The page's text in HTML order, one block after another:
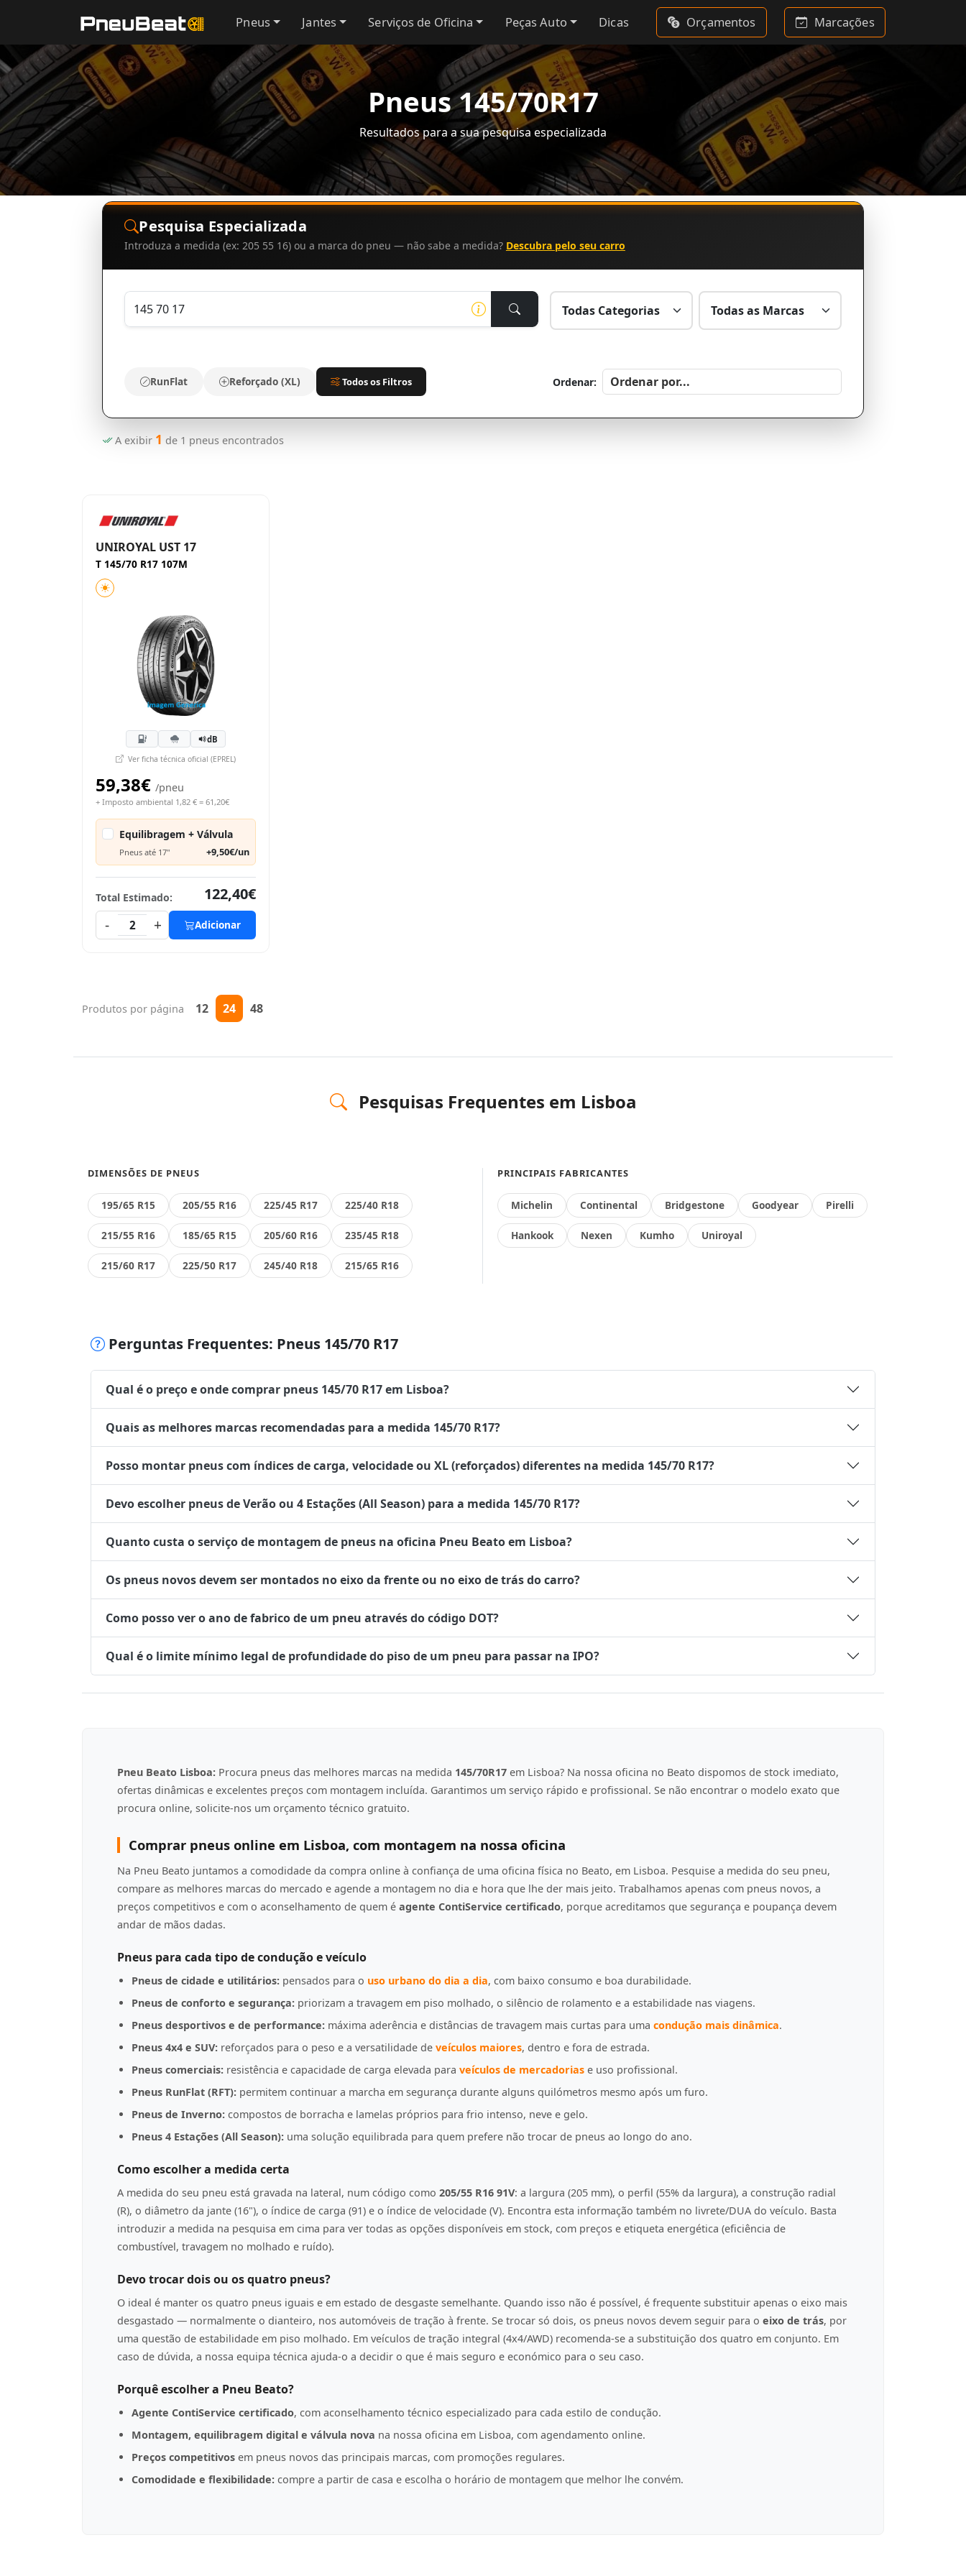
Pneus Jantes Serviços de Oficina Peças Auto Dicas Orçamentos Marcações
Pneus 145/70R17
Resultados para a sua pesquisa especializada
Pesquisa Especializada
Introduza a medida (ex: 205 55 16) ou a marca do pneu — não sabe a medida? Descubra pelo seu carro
RunFlat Reforçado (XL) Todos os Filtros Ordenar:
A exibir 1 de 1 pneus encontrados
UNIROYAL UST 17
T 145/70 R17 107M
dB
Ver ficha técnica oficial (EPREL)
59,38€ /pneu
+ Imposto ambiental 1,82 € = 61,20€
Equilibragem + Válvula
Pneus até 17" +9,50€/un
Total Estimado:
122,40€
-
2 + Adicionar
Produtos por página 12 24 48
Pesquisas Frequentes em Lisboa
DIMENSÕES DE PNEUS
195/65 R15 205/55 R16 225/45 R17 225/40 R18
215/55 R16 185/65 R15 205/60 R16 235/45 R18
215/60 R17 225/50 R17 245/40 R18 215/65 R16
PRINCIPAIS FABRICANTES
Michelin Continental Bridgestone Goodyear Pirelli
Hankook Nexen Kumho Uniroyal
Perguntas Frequentes: Pneus 145/70 R17
Qual é o preço e onde comprar pneus 145/70 R17 em Lisboa?
Quais as melhores marcas recomendadas para a medida 145/70 R17?
Posso montar pneus com índices de carga, velocidade ou XL (reforçados) diferentes na medida 145/70 R17?
Devo escolher pneus de Verão ou 4 Estações (All Season) para a medida 145/70 R17?
Quanto custa o serviço de montagem de pneus na oficina Pneu Beato em Lisboa?
Os pneus novos devem ser montados no eixo da frente ou no eixo de trás do carro?
Como posso ver o ano de fabrico de um pneu através do código DOT?
Qual é o limite mínimo legal de profundidade do piso de um pneu para passar na IPO?
Pneu Beato Lisboa: Procura pneus das melhores marcas na medida 145/70R17 em Lisboa? Na nossa oficina no Beato dispomos de stock imediato,
ofertas dinâmicas e excelentes preços com montagem incluída. Garantimos um serviço rápido e profissional. Se não encontrar o modelo exato que
procura online, solicite-nos um orçamento técnico gratuito.
Comprar pneus online em Lisboa, com montagem na nossa oficina
Na Pneu Beato juntamos a comodidade da compra online à confiança de uma oficina física no Beato, em Lisboa. Pesquise a medida do seu pneu,
compare as melhores marcas do mercado e agende a montagem no dia e hora que lhe der mais jeito. Trabalhamos apenas com pneus novos, a
preços competitivos e com o aconselhamento de quem é agente ContiService certificado, porque acreditamos que segurança e poupança devem
andar de mãos dadas.
Pneus para cada tipo de condução e veículo
Pneus de cidade e utilitários: pensados para o uso urbano do dia a dia, com baixo consumo e boa durabilidade.
Pneus de conforto e segurança: priorizam a travagem em piso molhado, o silêncio de rolamento e a estabilidade nas viagens.
Pneus desportivos e de performance: máxima aderência e distâncias de travagem mais curtas para uma condução mais dinâmica.
Pneus 4x4 e SUV: reforçados para o peso e a versatilidade de veículos maiores, dentro e fora de estrada.
Pneus comerciais: resistência e capacidade de carga elevada para veículos de mercadorias e uso profissional.
Pneus RunFlat (RFT): permitem continuar a marcha em segurança durante alguns quilómetros mesmo após um furo.
Pneus de Inverno: compostos de borracha e lamelas próprios para frio intenso, neve e gelo.
Pneus 4 Estações (All Season): uma solução equilibrada para quem prefere não trocar de pneus ao longo do ano.
Como escolher a medida certa
A medida do seu pneu está gravada na lateral, num código como 205/55 R16 91V: a largura (205 mm), o perfil (55% da largura), a construção radial
(R), o diâmetro da jante (16"), o índice de carga (91) e o índice de velocidade (V). Encontra esta informação também no livrete/DUA do veículo. Basta
introduzir a medida na pesquisa em cima para ver todas as opções disponíveis em stock, com preços e etiqueta energética (eficiência de
combustível, travagem no molhado e ruído).
Devo trocar dois ou os quatro pneus?
O ideal é manter os quatro pneus iguais e em estado de desgaste semelhante. Quando isso não é possível, é frequente substituir apenas o eixo mais
desgastado — normalmente o dianteiro, nos automóveis de tração à frente. Se trocar só dois, os pneus novos devem seguir para o eixo de trás, por
uma questão de estabilidade em piso molhado. Em veículos de tração integral (4x4/AWD) recomenda-se a substituição dos quatro em conjunto. Em
caso de dúvida, a nossa equipa técnica ajuda-o a decidir o que é mais seguro e económico para o seu caso.
Porquê escolher a Pneu Beato?
Agente ContiService certificado, com aconselhamento técnico especializado para cada estilo de condução.
Montagem, equilibragem digital e válvula nova na nossa oficina em Lisboa, com agendamento online.
Preços competitivos em pneus novos das principais marcas, com promoções regulares.
Comodidade e flexibilidade: compre a partir de casa e escolha o horário de montagem que melhor lhe convém.